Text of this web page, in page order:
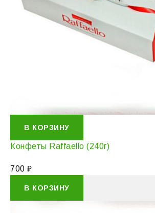
В КОРЗИНУ
Конфеты Raffaello (240г)
700 ₽
В КОРЗИНУ